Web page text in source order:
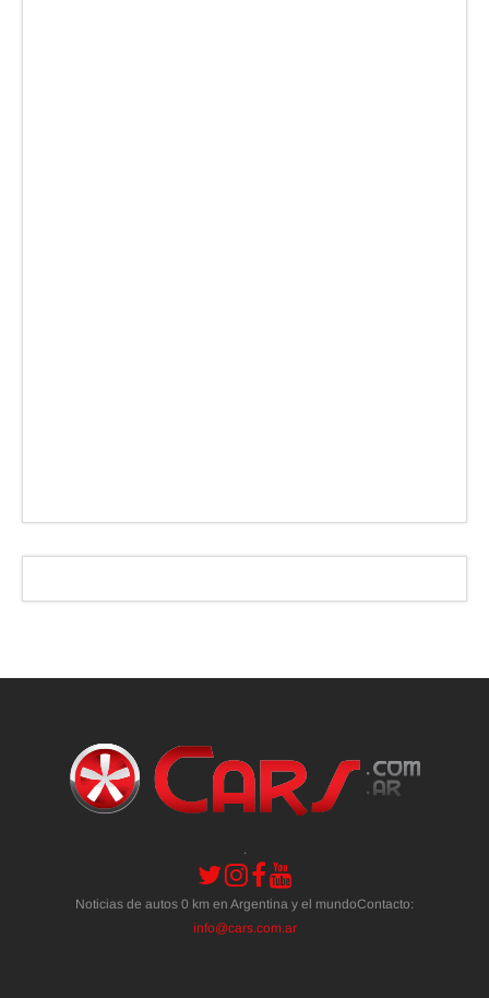
.
Noticias de autos 0 km en Argentina y el mundoContacto:
info@cars.com.ar